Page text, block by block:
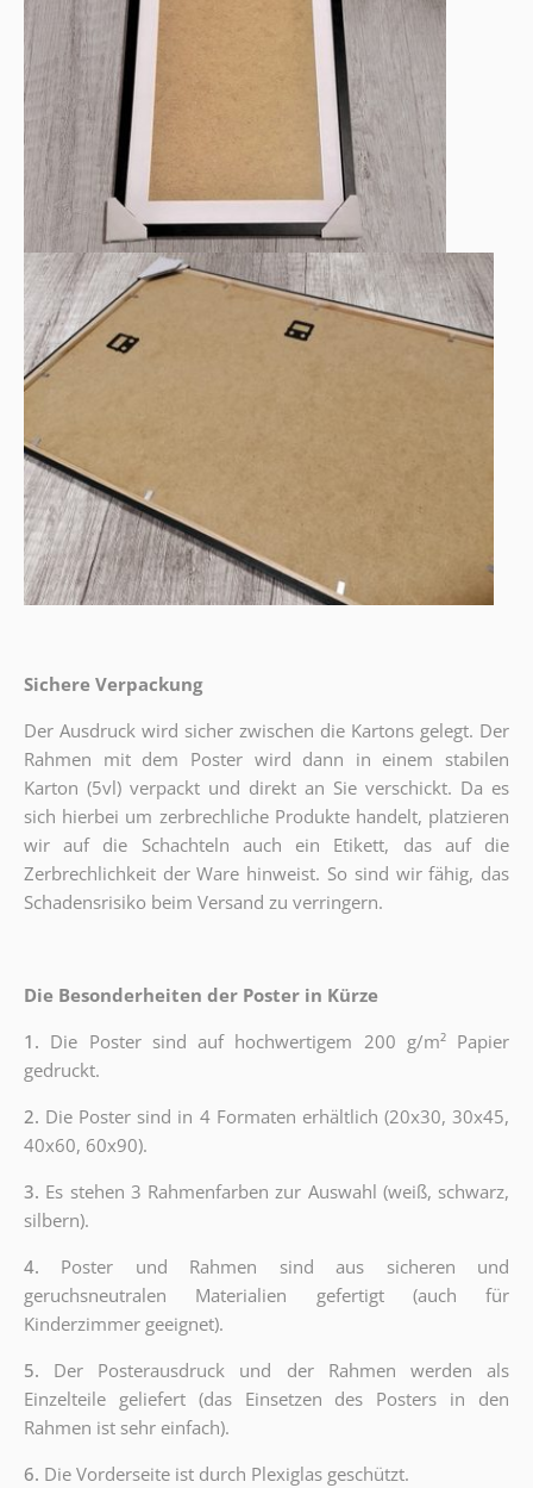
Sichere Verpackung
Der Ausdruck wird sicher zwischen die Kartons gelegt. Der
Rahmen mit dem Poster wird dann in einem stabilen
Karton (5vl) verpackt und direkt an Sie verschickt. Da es
sich hierbei um zerbrechliche Produkte handelt, platzieren
wir auf die Schachteln auch ein Etikett, das auf die
Zerbrechlichkeit der Ware hinweist. So sind wir fähig, das
Schadensrisiko beim Versand zu verringern.
Die Besonderheiten der Poster in Kürze
1. Die Poster sind auf hochwertigem 200 g/m² Papier
gedruckt.
2. Die Poster sind in 4 Formaten erhältlich (20x30, 30x45,
40x60, 60x90).
3. Es stehen 3 Rahmenfarben zur Auswahl (weiß, schwarz,
silbern).
4. Poster und Rahmen sind aus sicheren und
geruchsneutralen Materialien gefertigt (auch für
Kinderzimmer geeignet).
5. Der Posterausdruck und der Rahmen werden als
Einzelteile geliefert (das Einsetzen des Posters in den
Rahmen ist sehr einfach).
6. Die Vorderseite ist durch Plexiglas geschützt.